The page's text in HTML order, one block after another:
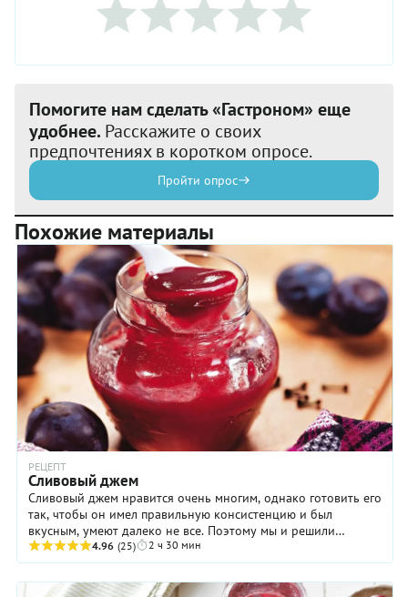
Помогите нам сделать «Гастроном» еще
удобнее. Расскажите о своих
предпочтениях в коротком опросе.
Пройти опрос
Похожие материалы
РЕЦЕПТ
Сливовый джем
Сливовый джем нравится очень многим, однако готовить его
так, чтобы он имел правильную консистенцию и был
вкусным, умеют далеко не все. Поэтому мы и решили
поделиться здесь этим замечательным ...
4.96 (25) 2 ч 30 мин